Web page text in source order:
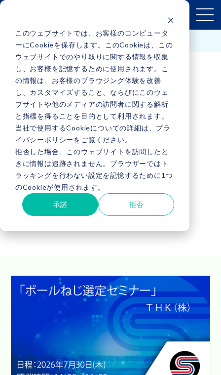
このウェブサイトでは、お客様のコンピュータ
ーにCookieを保存します。このCookieは、この
ウェブサイトでのやり取りに関する情報を収集
し、お客様を記憶するために使用されます。こ
の情報は、お客様のブラウジング体験を改善
し、カスタマイズすること、ならびにこのウェ
ブサイトや他のメディアの訪問者に関する解析
と指標を得ることを目的として利用されます。
当社で使用するCookieについての詳細は、プラ
イバシーポリシーをご覧ください。
拒否した場合、このウェブサイトを訪問したと
きに情報は追跡されません。ブラウザーではト
ラッキングを行わない設定を記憶するために1つ
のCookieが使用されます。
承諾 拒否
お問い合わせはこちら
SEMINAR
セミナー募集